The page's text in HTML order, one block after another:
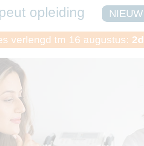
opleiding NIEUW
verlengd tm 16 augustus: